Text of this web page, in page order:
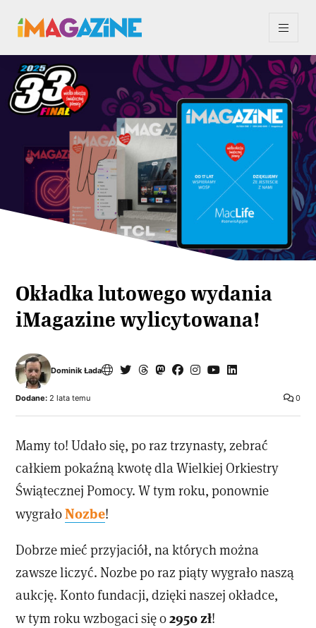
Okładka lutowego wydania
iMagazine wylicytowana!
Dominik Łada
0
Dodane: 2 lata temu
Mamy to! Udało się, po raz trzynasty, zebrać
całkiem pokaźną kwotę dla Wielkiej Orkiestry
Świątecznej Pomocy. W tym roku, ponownie
wygrałoNozbe!
Dobrze mieć przyjaciół, na których można
zawsze liczyć. Nozbe po raz piąty wygrało naszą
aukcję. Konto fundacji, dzięki naszej okładce,
w tym roku wzbogaci się o2950 zł!